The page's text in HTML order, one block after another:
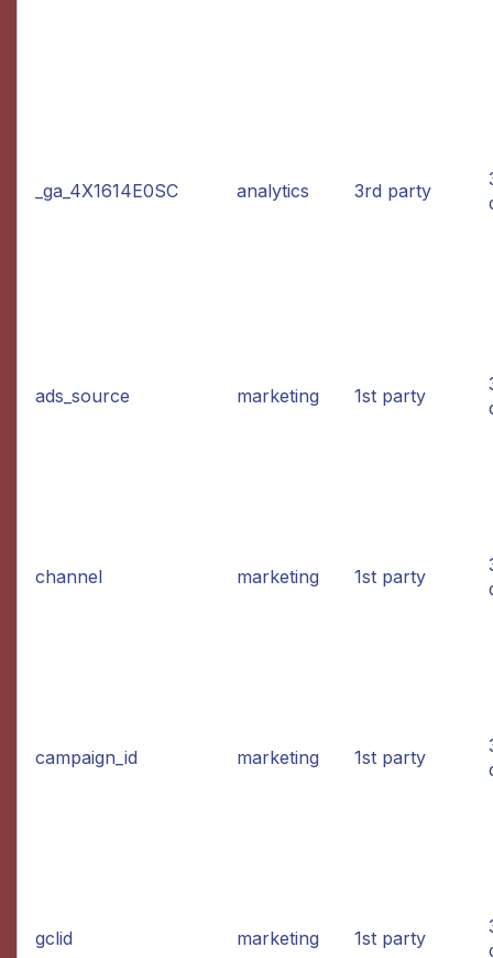
_ga_4X1614E0SC analytics 3rd party
ads_source marketing 1st party
channel marketing 1st party
campaign_id marketing 1st party
gclid marketing 1st party